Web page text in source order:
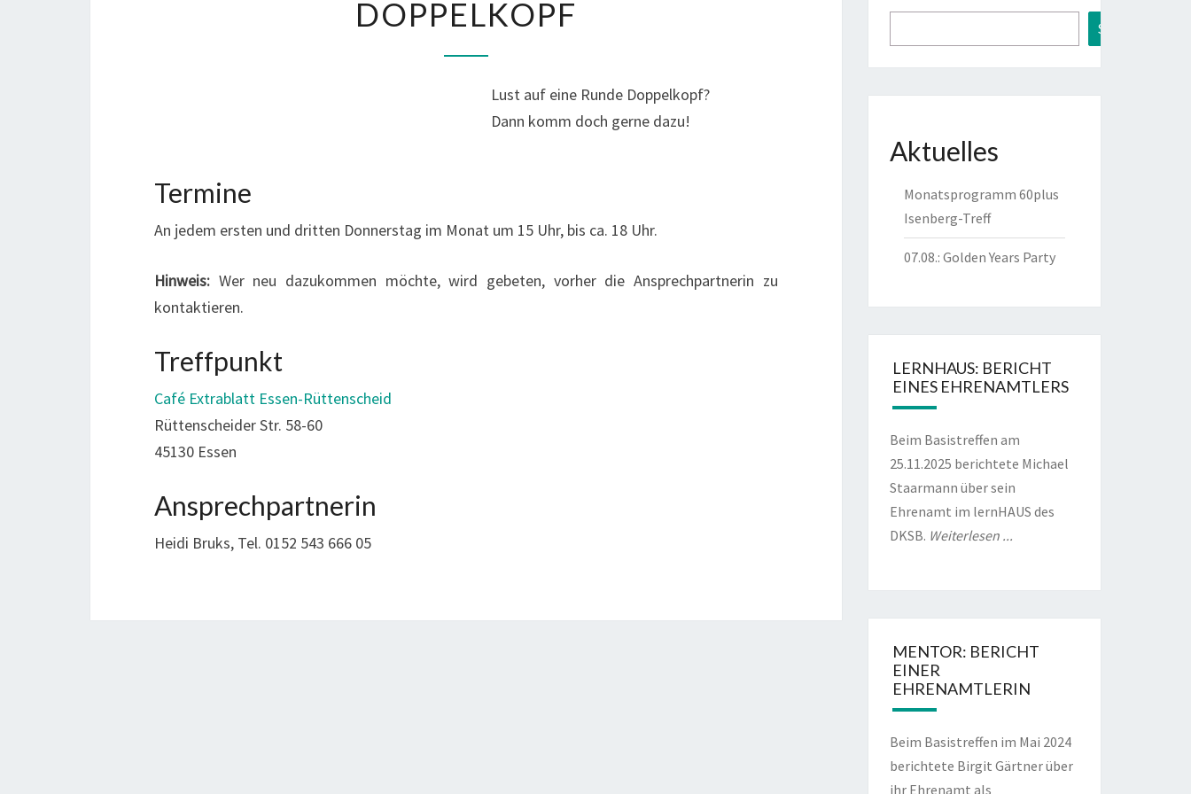
DOPPELKOPF
Lust auf eine Runde Doppelkopf?
Dann komm doch gerne dazu!
Termine
An jedem ersten und dritten Donnerstag im Monat um 15 Uhr, bis ca. 18 Uhr.
Hinweis: Wer neu dazukommen möchte, wird gebeten, vorher die Ansprechpartnerin zu
kontaktieren.
Treffpunkt
Café Extrablatt Essen-Rüttenscheid
Rüttenscheider Str. 58-60
45130 Essen
Ansprechpartnerin
Heidi Bruks, Tel. 0152 543 666 05
Suchen
Aktuelles
Monatsprogramm 60plus
Isenberg-Treff
07.08.: Golden Years Party
LERNHAUS: BERICHT
EINES EHRENAMTLERS
Beim Basistreffen am
25.11.2025 berichtete Michael
Staarmann über sein
Ehrenamt im lernHAUS des
DKSB. Weiterlesen ...
MENTOR: BERICHT
EINER
EHRENAMTLERIN
Beim Basistreffen im Mai 2024
berichtete Birgit Gärtner über
ihr Ehrenamt als